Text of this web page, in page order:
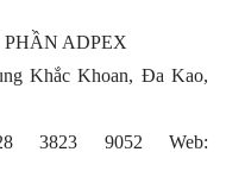
ADPEX
Khắc Khoan, Đa Kao,
3823 9052